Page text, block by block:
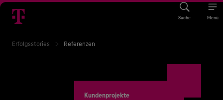
Suche Menü
Erfolgsstories Referenzen
Kundenprojekte